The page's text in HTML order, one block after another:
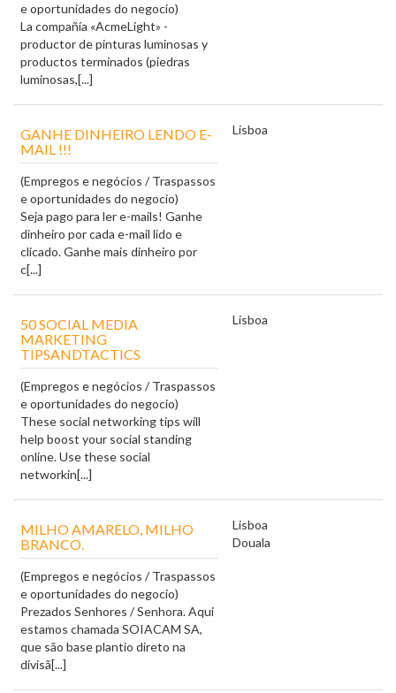
e oportunidades do negocio)
La compañía «AcmeLight» -
productor de pinturas luminosas y
productos terminados (piedras
luminosas,[...]
GANHE DINHEIRO LENDO E-
MAIL !!!
(Empregos e negócios / Traspassos
e oportunidades do negocio)
Seja pago para ler e-mails! Ganhe
dinheiro por cada e-mail lido e
clicado. Ganhe mais dinheiro por
c[...]
Lisboa
50 SOCIAL MEDIA
MARKETING
TIPSANDTACTICS
(Empregos e negócios / Traspassos
e oportunidades do negocio)
These social networking tips will
help boost your social standing
online. Use these social
networkin[...]
Lisboa
MILHO AMARELO, MILHO
BRANCO.
(Empregos e negócios / Traspassos
e oportunidades do negocio)
Prezados Senhores / Senhora. Aqui
estamos chamada SOIACAM SA,
que são base plantio direto na
divisã[...]
Lisboa
Douala